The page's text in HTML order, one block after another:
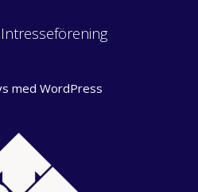
med WordPress